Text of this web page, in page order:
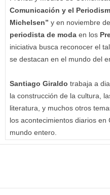
Comunicación y el
Michelsen” y en noviembre de
periodista de moda en los
iniciativa busca reconocer el
se destacan en el mundo del
Santiago Giraldo trabaja a
la construcción de la cultura,
literatura, y muchos otros
los acontecimientos diarios en
mundo entero.